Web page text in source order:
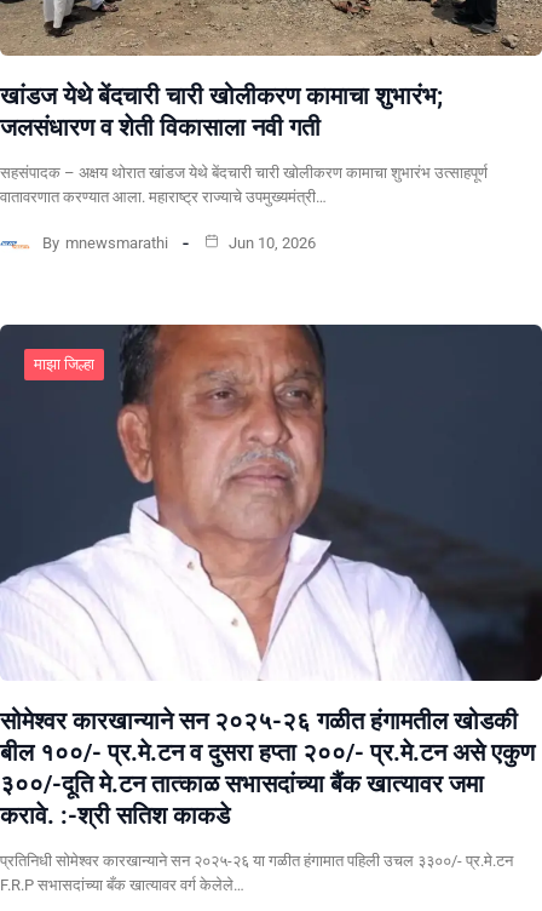
खांडज येथे बेंदचारी चारी खोलीकरण कामाचा शुभारंभ;
जलसंधारण व शेती विकासाला नवी गती
सहसंपादक – अक्षय थोरात खांडज येथे बेंदचारी चारी खोलीकरण कामाचा शुभारंभ उत्साहपूर्ण
वातावरणात करण्यात आला. महाराष्ट्र राज्याचे उपमुख्यमंत्री…
By mnewsmarathi Jun 10, 2026
माझा जिल्हा
सोमेश्वर कारखान्याने सन २०२५-२६ गळीत हंगामतील खोडकी
बील १००/- प्र.मे.टन व दुसरा हप्ता २००/- प्र.मे.टन असे एकुण
३००/-दूति मे.टन तात्काळ सभासदांच्या बैंक खात्यावर जमा
करावे. :-श्री सतिश काकडे
प्रतिनिधी सोमेश्वर कारखान्याने सन २०२५-२६ या गळीत हंगामात पहिली उचल ३३००/- प्र.मे.टन
F.R.P सभासदांच्या बँक खात्यावर वर्ग केलेले…